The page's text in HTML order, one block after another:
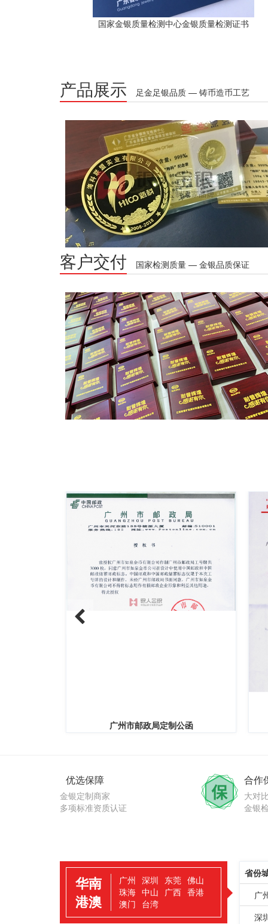
国家金银质量检测中心金银质量检测证书
产品展示 足金足银品质 — 铸币造币工艺
客户交付 国家检测质量 — 金银品质保证
广州市邮政局定制公函
优选保障
金银定制商家
多项标准资质认证
合作
大对
金银
华南
港澳
广州 深圳 东莞 佛山
珠海 中山 广西 香港
澳门 台湾
省份
广
深